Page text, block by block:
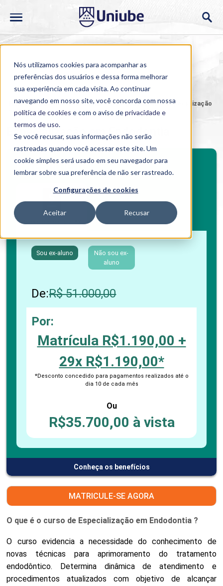
Nós utilizamos cookies para acompanhar as
preferências dos usuários e dessa forma melhorar
sua experiência em cada visita. Ao continuar
navegando em nosso site, você concorda com nossa
política de cookies e com o aviso deprivacidade e
termos de uso.
Se você recusar, suas informações não serão
rastreadas quando você acessar este site. Um
cookie simples será usado em seu navegador para
lembrar sobre sua preferência de não ser rastreado.
Configurações de cookies
Aceitar Recusar
Home > Cursos > Presencial > Pós-graduação >Especialização
em Endodontia
Especialização em Endodontia
Investimento
Boleto bancário / PIX
Sou ex-aluno
Não sou ex-
aluno
De:R$ 51.000,00
Por:
Matrícula R$1.190,00 +
29x R$1.190,00*
*Desconto concedido para pagamentos realizados até o
dia 10 de cada mês
Ou
R$35.700,00 à vista
Conheça os benefícios
BENEFÍCIOS
Benefícios pós-graduação
MATRICULE-SE AGORA
O que é o curso de Especialização em Endodontia ?
O curso evidencia a necessidade do conhecimento de
novas técnicas para aprimoramento do tratamento
endodôntico. Determina dinâmica de atendimento e
procedimentos atualizados com objetivo de alcançar